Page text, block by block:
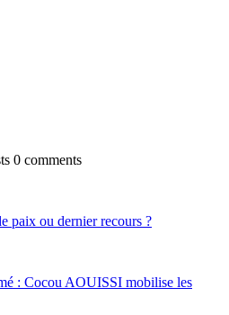
0 comments
paix ou dernier recours ?​
: Cocou AOUISSI mobilise les